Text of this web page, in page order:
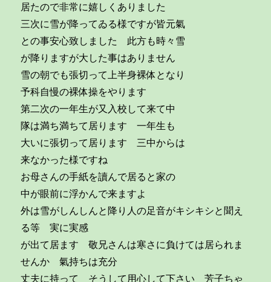
居たので非常に嬉しくありました
三次に雪が降ってゐる様ですが皆元氣
との事安心致しました 此方も時々雪
が降りますが大した事はありません
雪の朝でも張切って上半身裸体となり
予科自慢の裸体操をやります
第二次の一年生が又入校して来て中
隊は満ち満ちて居ります 一年生も
大いに張切って居ります 三中からは
来なかった様ですね
お母さんの手紙を讀んで居ると家の
中が眼前に浮かんで来ますよ
外は雪がしんしんと降り人の足音がキシキシと聞え
る等 実に実感
が出て居ます 敬兄さんは寒さに負けては居られま
せんか 氣持ちは充分
丈夫に持って そうして用心して下さい 芳子ちゃ